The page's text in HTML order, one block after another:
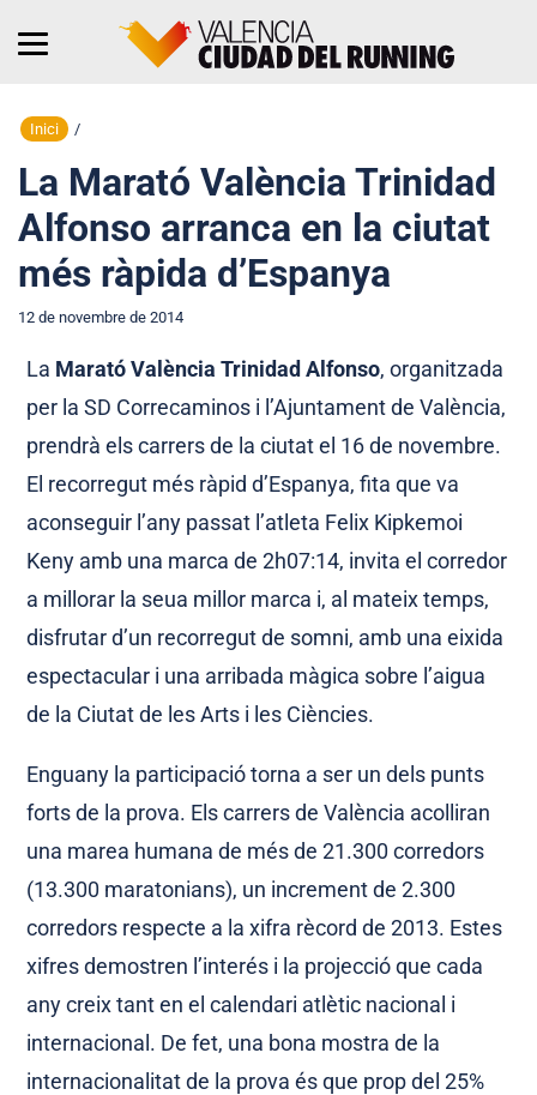
Inici /
La Marató València Trinidad
Alfonso arranca en la ciutat
més ràpida d’Espanya
12 de novembre de 2014
La Marató València Trinidad Alfonso, organitzada
per la SD Correcaminos i l’Ajuntament de València,
prendrà els carrers de la ciutat el 16 de novembre.
El recorregut més ràpid d’Espanya, fita que va
aconseguir l’any passat l’atleta Felix Kipkemoi
Keny amb una marca de 2h07:14, invita el corredor
a millorar la seua millor marca i, al mateix temps,
disfrutar d’un recorregut de somni, amb una eixida
espectacular i una arribada màgica sobre l’aigua
de la Ciutat de les Arts i les Ciències.
Enguany la participació torna a ser un dels punts
forts de la prova. Els carrers de València acolliran
una marea humana de més de 21.300 corredors
(13.300 maratonians), un increment de 2.300
corredors respecte a la xifra rècord de 2013. Estes
xifres demostren l’interés i la projecció que cada
any creix tant en el calendari atlètic nacional i
internacional. De fet, una bona mostra de la
internacionalitat de la prova és que prop del 25%